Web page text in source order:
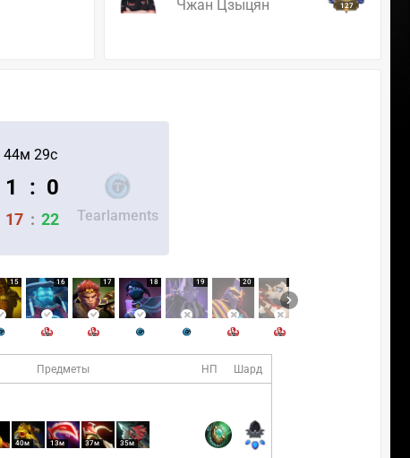
Чжан Цзыцян
127
44м 29с
Tearlaments
1 : 0
17 : 22
15 16 17 18 19 20
Предметы НП Шард
40м 13м 37м 35м